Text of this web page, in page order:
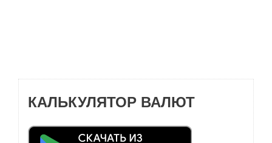
КАЛЬКУЛЯТОР ВАЛЮТ